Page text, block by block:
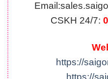
Email:
CSKH 24/7:
https://
https://